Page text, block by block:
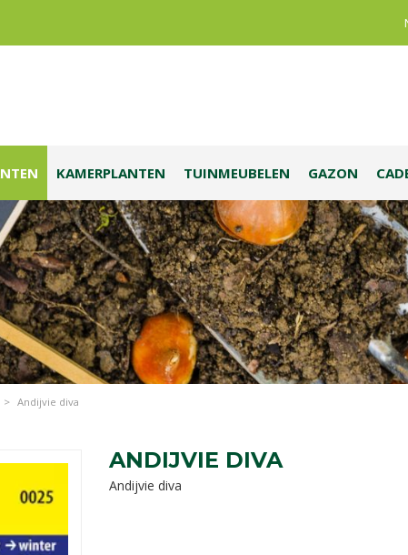
> Andijvie diva
KAMERPLANTEN TUINMEUBELEN GAZON
ANDIJVIE DIVA
Andijvie diva